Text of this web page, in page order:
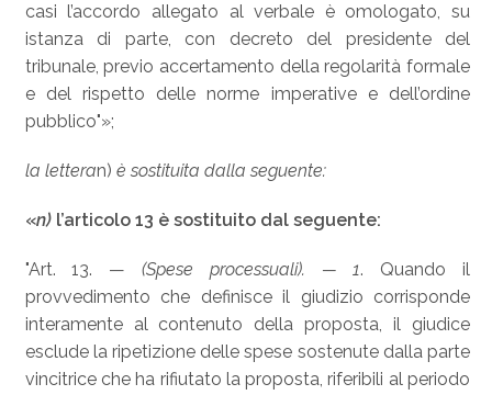
casi l’accordo allegato al verbale è omologato, su
istanza di parte, con decreto del presidente del
tribunale, previo accertamento della regolarità formale
e del rispetto delle norme imperative e dell’ordine
pubblico"»;
la letteran) è sostituita dalla seguente:
«n)l’articolo 13 è sostituito dal seguente:
"Art. 13. —(Spese processuali). — 1. Quando il
provvedimento che definisce il giudizio corrisponde
interamente al contenuto della proposta, il giudice
esclude la ripetizione delle spese sostenute dalla parte
vincitrice che ha rifiutato la proposta, riferibili al periodo